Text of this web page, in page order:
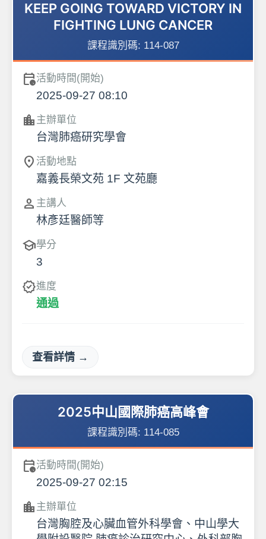
KEEP GOING TOWARD VICTORY IN
FIGHTING LUNG CANCER
課程識別碼: 114-087
calendar_clock活動時間(開始)
2025-09-27 08:10
location_city 主辦單位
台灣肺癌研究學會
location_on 活動地點
嘉義長榮文苑 1F 文苑廳
person 主講人
林彥廷醫師等
school學分
3
verified進度
通過
查看詳情 →
2025中山國際肺癌高峰會
課程識別碼: 114-085
calendar_clock活動時間(開始)
2025-09-27 02:15
location_city 主辦單位
台灣胸腔及心臟血管外科學會、中山學大